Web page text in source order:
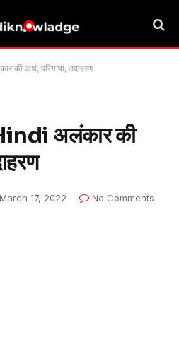
की अर्थ, परिभाषा, उदाहरण
अलंकार की
March 17, 2022
No Comments